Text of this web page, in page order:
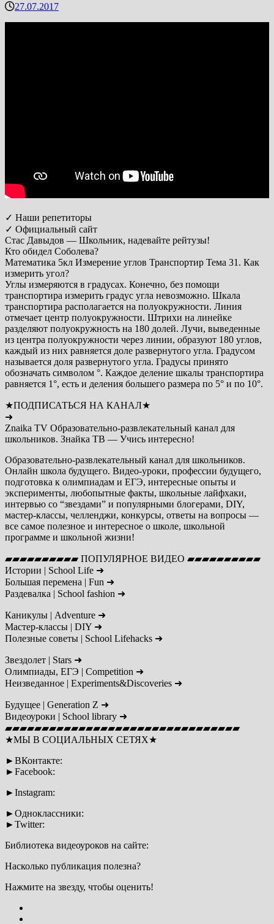
27.07.2017
✓ Наши репетиторы
✓ Официальный сайт
Стас Давыдов — Школьник, надевайте рейтузы!
Кто обидел Соболева?
Математика 5кл Измерение углов Транспортир Тема 31. Как
измерить угол?
Углы измеряются в градусах. Конечно, без помощи
транспортира измерить градус угла невозможно. Шкала
транспортира располагается на полуокружности. Линия
отмечает центр полуокружности. Штрихи на линейке
разделяют полуокружность на 180 долей. Лучи, выведенные
из центра полуокружности через линии, образуют 180 углов,
каждый из них равняется доле развернутого угла. Градусом
называется доля развернутого угла. Градусы принято
обозначать символом °. Каждое деление шкалы транспортира
равняется 1°, есть и деления большего размера по 5° и по 10°.
★ПОДПИСАТЬСЯ НА КАНАЛ★
➜
Znaika TV Образовательно-развлекательный канал для
школьников. Знайка ТВ — Учись интересно!
Образовательно-развлекательный канал для школьников.
Онлайн школа будущего. Видео-уроки, профессии будущего,
подготовка к олимпиадам и ЕГЭ, интересные опыты и
эксперименты, любопытные факты, школьные лайфхаки,
интервью со “звездами” и популярными блогерами, DIY,
мастер-классы, челленджи, конкурсы, ответы на вопросы —
все самое полезное и интересное о школе, школьной
программе и школьной жизни!
▰▰▰▰▰▰▰▰▰▰ ПОПУЛЯРНОЕ ВИДЕО ▰▰▰▰▰▰▰▰▰▰
Истории | School Life ➜
Большая перемена | Fun ➜
Раздевалка | School fashion ➜
Каникулы | Adventure ➜
Мастер-классы | DIY ➜
Полезные советы | School Lifehacks ➜
Звездолет | Stars ➜
Олимпиады, ЕГЭ | Сompetition ➜
Неизведанное | Experiments&Discoveries ➜
Будущее | Generation Z ➜
Видеоуроки | School library ➜
▰▰▰▰▰▰▰▰▰▰▰▰▰▰▰▰▰▰▰▰▰▰▰▰▰▰▰▰▰▰▰▰
★МЫ В СОЦИАЛЬНЫХ СЕТЯХ★
►ВКонтакте:
►Facebook:
►Instagram:
►Одноклассники:
►Twitter:
Библиотека видеоуроков на сайте:
Насколько публикация полезна?
Нажмите на звезду, чтобы оценить!